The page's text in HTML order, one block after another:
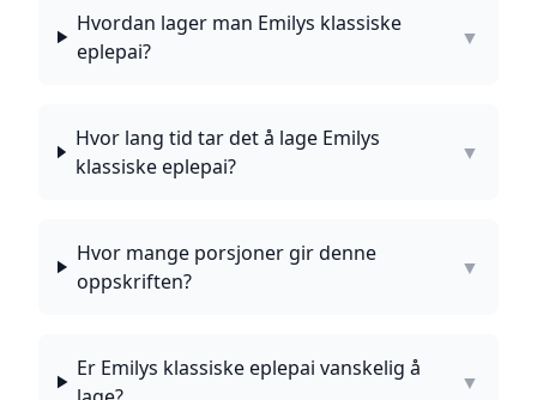
Hvordan lager man Emilys klassiske
eplepai?
▼
Hvor lang tid tar det å lage Emilys
klassiske eplepai?
▼
Hvor mange porsjoner gir denne
oppskriften?
▼
Er Emilys klassiske eplepai vanskelig å
▼